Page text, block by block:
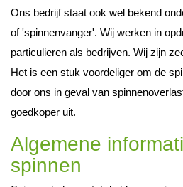
Ons bedrijf staat ook wel bekend
of 'spinnenvanger'. Wij werken in
particulieren als bedrijven. Wij zijn
Het is een stuk voordeliger om de
door ons in geval van
goedkoper uit.
Algemene
spinnen